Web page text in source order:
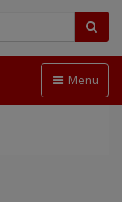
Menu